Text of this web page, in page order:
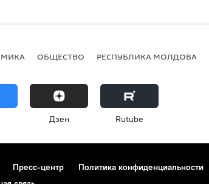
ОБЩЕСТВО РЕСПУБЛИКА МОЛДОВА
Дзен Rutube
Пресс-центр Политика конфиденциальности